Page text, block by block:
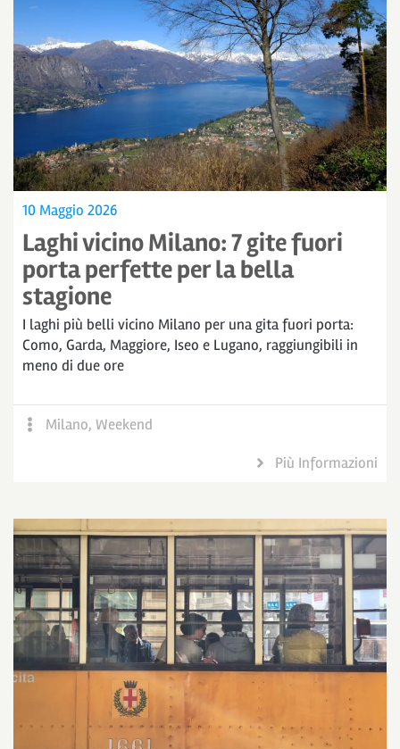
10 Maggio 2026
Laghi vicino Milano: 7 gite fuori
porta perfette per la bella
stagione
I laghi più belli vicino Milano per una gita fuori porta:
Como, Garda, Maggiore, Iseo e Lugano, raggiungibili in
meno di due ore
Milano, Weekend
Più Informazioni